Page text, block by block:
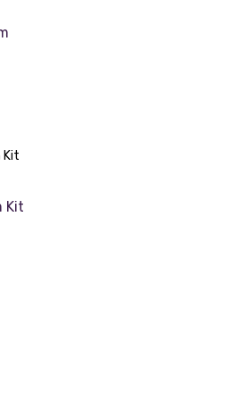
Kit